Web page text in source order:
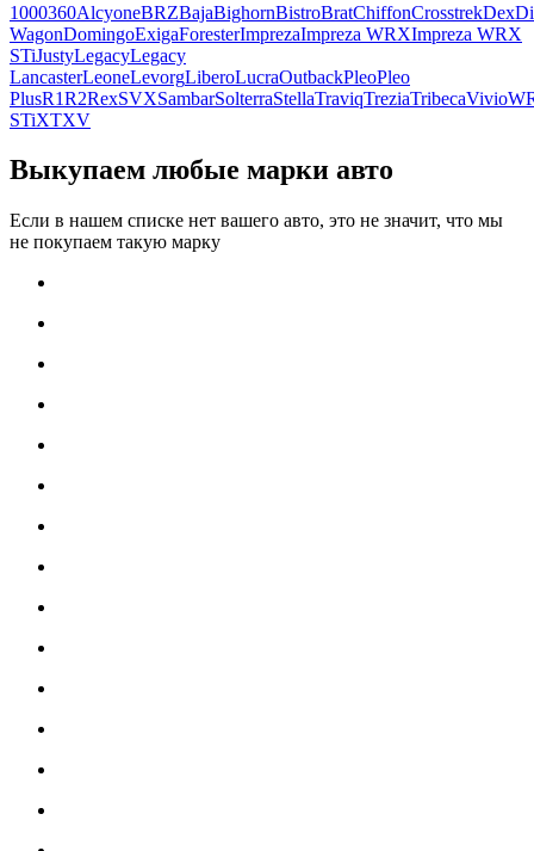
1000360AlcyoneBRZBajaBighornBistroBratChiffonCrosstrekDex
WagonDomingoExigaForesterImprezaImpreza WRXImpreza WRX
STiJustyLegacyLegacy
LancasterLeoneLevorgLiberoLucraOutbackPleoPleo
PlusR1R2RexSVXSambarSolterraStellaTraviqTreziaTribecaVivio
STiXTXV
Выкупаем любые марки авто
Если в нашем списке нет вашего авто, это не значит, что мы
не покупаем такую марку